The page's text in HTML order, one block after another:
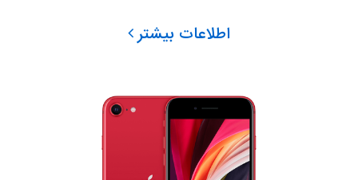
اطلاعات بیشتر